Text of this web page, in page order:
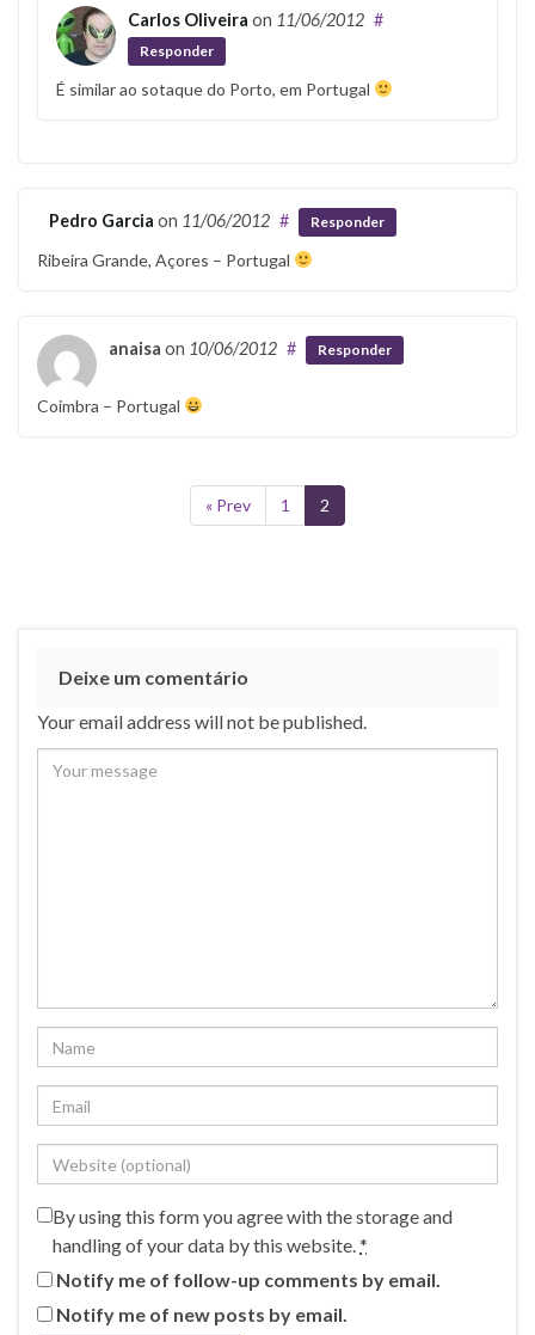
Carlos Oliveira on 11/06/2012 #
Responder
É similar ao sotaque do Porto, em Portugal
Pedro Garcia on 11/06/2012 # Responder
Ribeira Grande, Açores – Portugal
anaisa on 10/06/2012 # Responder
Coimbra – Portugal
« Prev 1 2
Deixe um comentário
Your email address will not be published.
By using this form you agree with the storage and
handling of your data by this website.*
Notify me of follow-up comments by email.
Notify me of new posts by email.